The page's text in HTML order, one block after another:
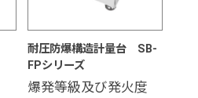
耐圧防爆構造計量台 SB-
FPシリーズ
爆発等級及び発火度